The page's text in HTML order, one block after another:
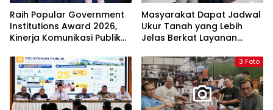
Raih Popular Government
Institutions Award 2026,
Kinerja Komunikasi Publik
Kembali Diakui
Masyarakat Dapat Jadwal
Ukur Tanah yang Lebih
Jelas Berkat Layanan
3 Foto